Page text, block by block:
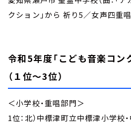
クション」から 祈り5／女声四重唱
令和5年度「こども音楽コン
（１位～3位）
＜小学校・重唱部門＞
1位：北）中標津町立中標津小学校